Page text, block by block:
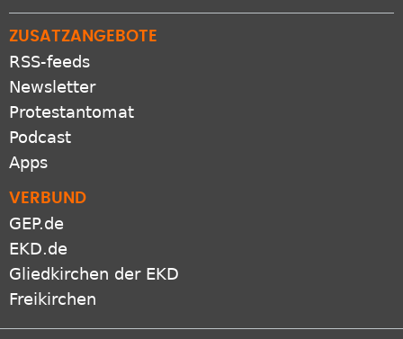
ZUSATZANGEBOTE
RSS-feeds
Newsletter
Protestantomat
Podcast
Apps
VERBUND
GEP.de
EKD.de
Gliedkirchen der EKD
Freikirchen